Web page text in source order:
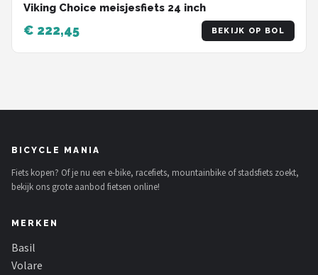
Viking Choice meisjesfiets 24 inch
€ 222,45 BEKIJK OP BOL
BICYCLE MANIA
Fiets kopen? Of je nu een e-bike, racefiets, mountainbike of stadsfiets zoekt,
bekijk ons grote aanbod fietsen online!
MERKEN
Basil
Volare